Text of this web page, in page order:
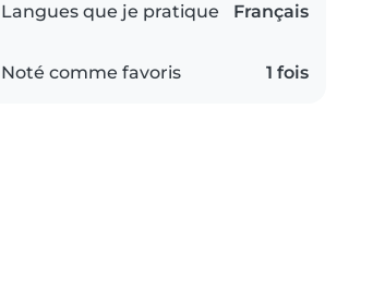
Langues que je pratique Français
Noté comme favoris 1 fois